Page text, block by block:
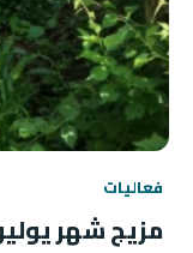
فعاليات
مزيج شهر يوليو 2026